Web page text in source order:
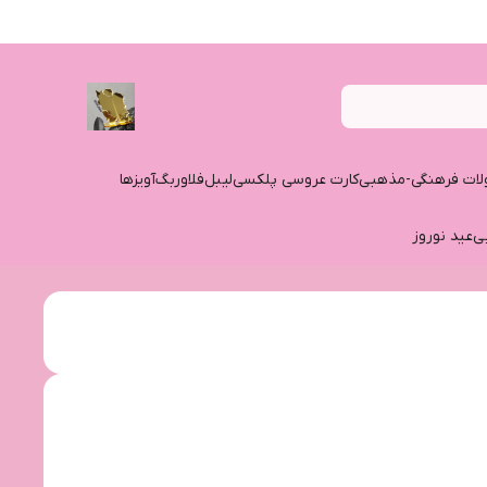
فرهنگی-مذهبیکارت عروسی پلکسیلیبلفلاوربگآویزها
عید نوروز